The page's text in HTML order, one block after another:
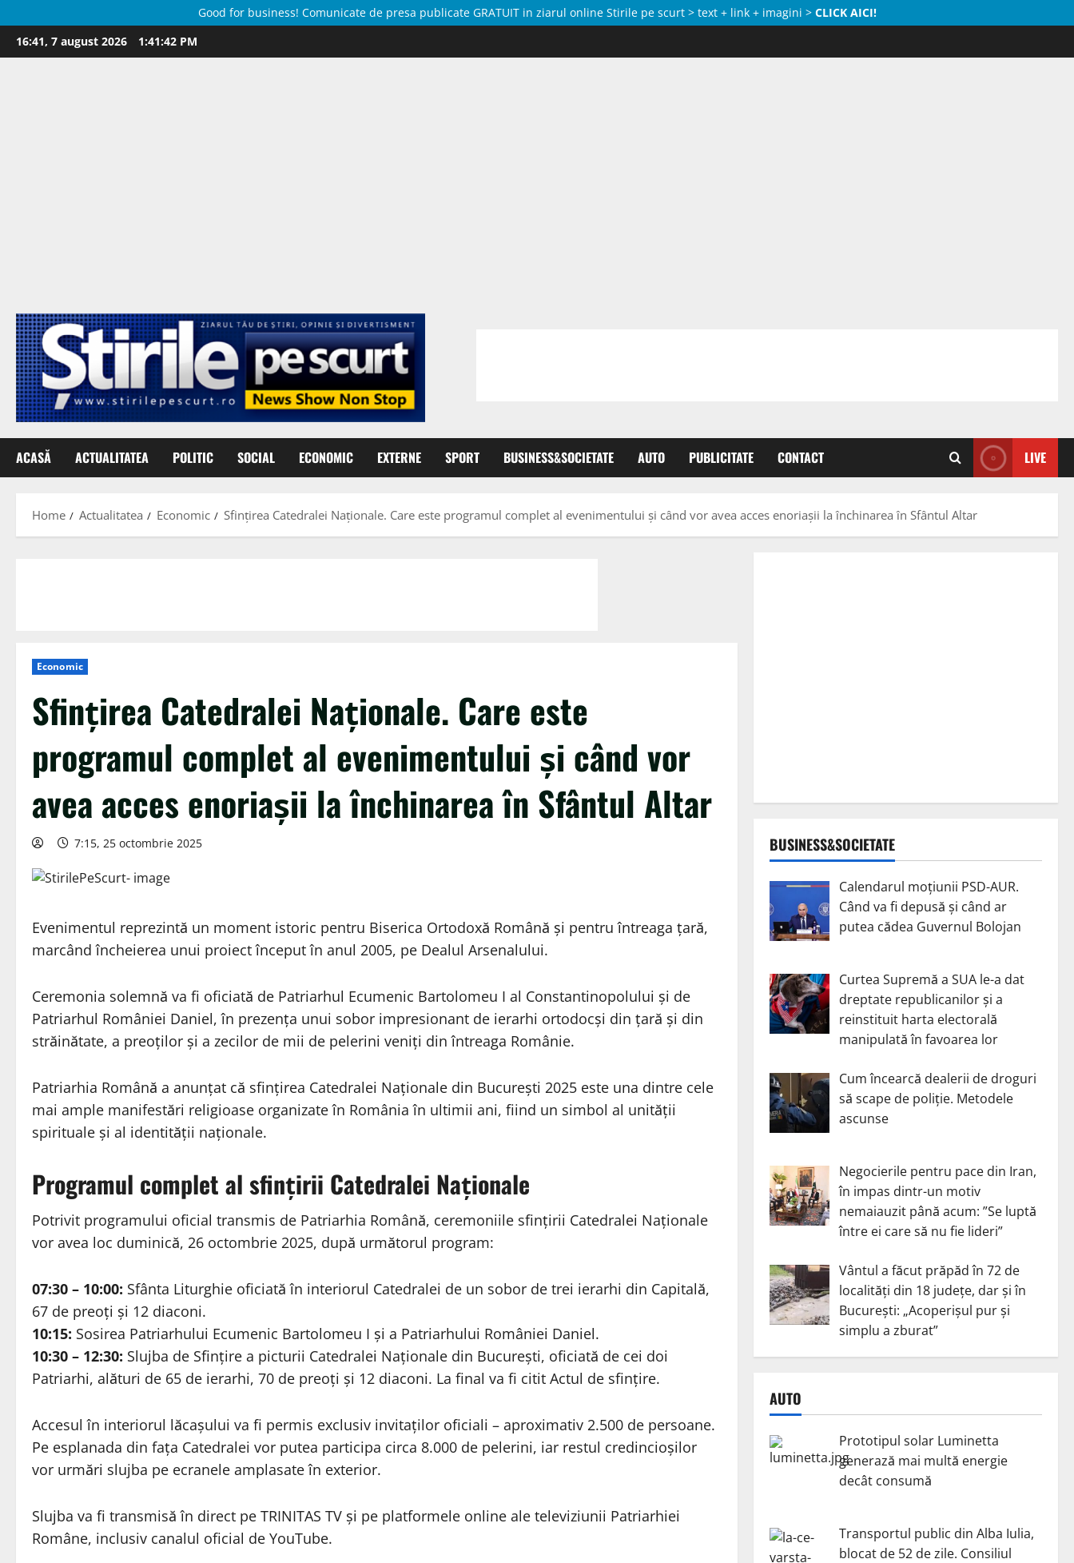
Good for business! Comunicate de presa publicate GRATUIT in ziarul online Stirile pe scurt > text + link + imagini > CLICK AICI!
Skip
to
16:41, 7 august 2026 1:41:43 PM
ACASĂ ACTUALITATEA POLITIC SOCIAL ECONOMIC EXTERNE SPORT BUSINESS&SOCIETATE AUTO PUBLICITATE CONTACT LIVE
Home Actualitatea Economic Sfințirea Catedralei Naționale. Care este programul complet al evenimentului și când vor avea acces enoriașii la închinarea în Sfântul Altar
Economic
Sfințirea Catedralei Naționale. Care este
programul complet al evenimentului și când vor
avea acces enoriașii la închinarea în Sfântul Altar
7:15, 25 octombrie 2025
Evenimentul reprezintă un moment istoric pentru Biserica Ortodoxă Română și pentru întreaga țară,
marcând încheierea unui proiect început în anul 2005, pe Dealul Arsenalului.
Ceremonia solemnă va fi oficiată de Patriarhul Ecumenic Bartolomeu I al Constantinopolului și de
Patriarhul României Daniel, în prezența unui sobor impresionant de ierarhi ortodocși din țară și din
străinătate, a preoților și a zecilor de mii de pelerini veniți din întreaga Românie.
Patriarhia Română a anunțat că sfințirea Catedralei Naționale din București 2025 este una dintre cele
mai ample manifestări religioase organizate în România în ultimii ani, fiind un simbol al unității
spirituale și al identității naționale.
Programul complet al sfințirii Catedralei Naționale
Potrivit programului oficial transmis de Patriarhia Română, ceremoniile sfințirii Catedralei Naționale
vor avea loc duminică, 26 octombrie 2025, după următorul program:
07:30 – 10:00: Sfânta Liturghie oficiată în interiorul Catedralei de un sobor de trei ierarhi din Capitală,
67 de preoți și 12 diaconi.
10:15: Sosirea Patriarhului Ecumenic Bartolomeu I și a Patriarhului României Daniel.
10:30 – 12:30: Slujba de Sfințire a picturii Catedralei Naționale din București, oficiată de cei doi
Patriarhi, alături de 65 de ierarhi, 70 de preoți și 12 diaconi. La final va fi citit Actul de sfințire.
Accesul în interiorul lăcașului va fi permis exclusiv invitaților oficiali – aproximativ 2.500 de persoane.
Pe esplanada din fața Catedralei vor putea participa circa 8.000 de pelerini, iar restul credincioșilor
vor urmări slujba pe ecranele amplasate în exterior.
Slujba va fi transmisă în direct pe TRINITAS TV și pe platformele online ale televiziunii Patriarhiei
Române, inclusiv canalul oficial de YouTube.
BUSINESS&SOCIETATE
Calendarul moțiunii PSD-AUR.
Când va fi depusă și când ar
putea cădea Guvernul Bolojan
Curtea Supremă a SUA le-a dat
dreptate republicanilor și a
reinstituit harta electorală
manipulată în favoarea lor
Cum încearcă dealerii de droguri
să scape de poliție. Metodele
ascunse
Negocierile pentru pace din Iran,
în impas dintr-un motiv
nemaiauzit până acum: ”Se luptă
între ei care să nu fie lideri”
Vântul a făcut prăpăd în 72 de
localități din 18 județe, dar și în
București: „Acoperișul pur și
simplu a zburat”
AUTO
Prototipul solar Luminetta
generază mai multă energie
decât consumă
Transportul public din Alba Iulia,
blocat de 52 de zile. Consiliul